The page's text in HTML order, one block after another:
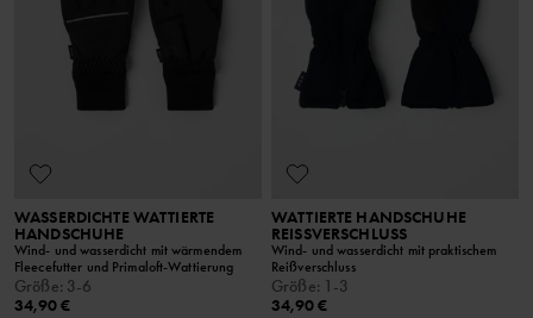
WASSERDICHTE WATTIERTE
HANDSCHUHE
Wind- und wasserdicht mit wärmendem
Fleecefutter und Primaloft-Wattierung
Größe: 3-6
34,90 €
WATTIERTE HANDSCHUHE
REISSVERSCHLUSS
Wind- und wasserdicht mit praktischem
Reißverschluss
Größe: 1-3
34,90 €